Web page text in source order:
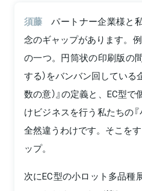
須藤
パートナー企業様と
念のギャップがあります。
の一つ。円筒状の印刷版の
する）をバンバン回している
数の意）』の定義と、EC型
けビジネスを行う私たちの
全然違うわけです。そこを
ップ。
次にEC型の小ロット多品種